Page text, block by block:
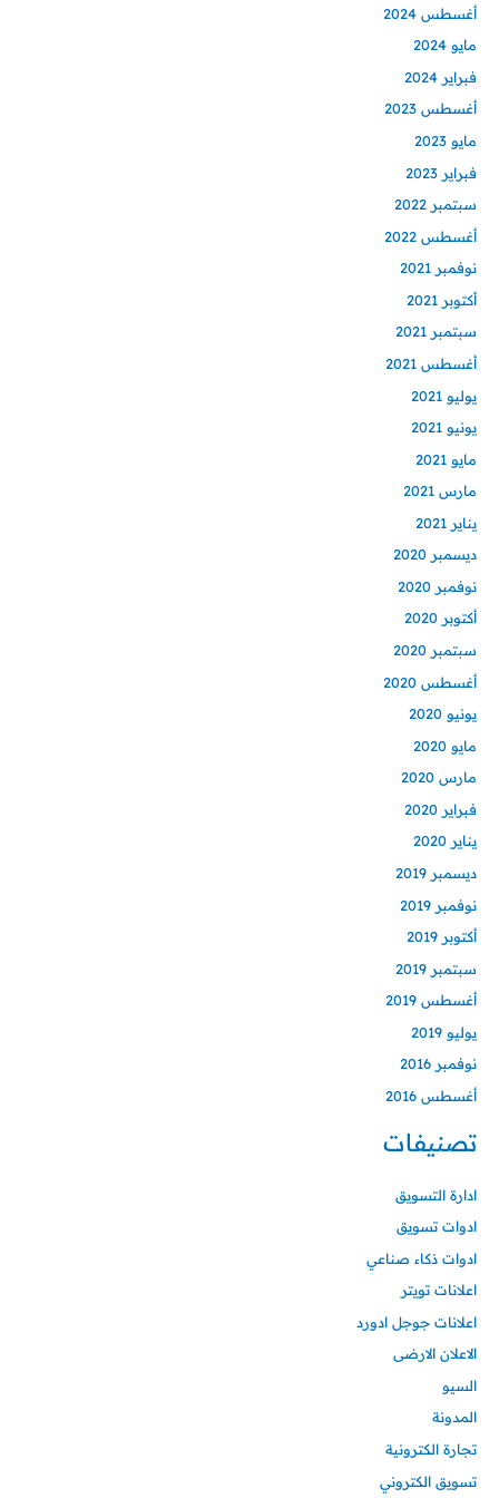
أغسطس 2024
مايو 2024
فبراير 2024
أغسطس 2023
مايو 2023
فبراير 2023
سبتمبر 2022
أغسطس 2022
نوفمبر 2021
أكتوبر 2021
سبتمبر 2021
أغسطس 2021
يوليو 2021
يونيو 2021
مايو 2021
مارس 2021
يناير 2021
ديسمبر 2020
نوفمبر 2020
أكتوبر 2020
سبتمبر 2020
أغسطس 2020
يونيو 2020
مايو 2020
مارس 2020
فبراير 2020
يناير 2020
ديسمبر 2019
نوفمبر 2019
أكتوبر 2019
سبتمبر 2019
أغسطس 2019
يوليو 2019
نوفمبر 2016
أغسطس 2016
تصنيفات
ادارة التسويق
ادوات تسويق
ادوات ذكاء صناعي
اعلانات تويتر
اعلانات جوجل ادورد
الاعلان الارضى
السيو
المدونة
تجارة الكترونية
تسويق الكتروني